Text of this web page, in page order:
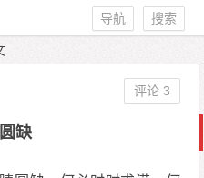
搜索
导航
缺
评论 3